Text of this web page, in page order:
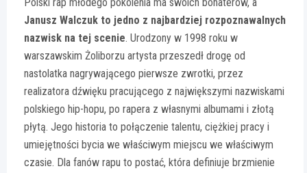
Polski rap młodego pokolenia ma swoich bohaterów, a
Janusz Walczuk to jedno z najbardziej rozpoznawalnych
nazwisk na tej scenie. Urodzony w 1998 roku w
warszawskim Żoliborzu artysta przeszedł drogę od
nastolatka nagrywającego pierwsze zwrotki, przez
realizatora dźwięku pracującego z największymi nazwiskami
polskiego hip-hopu, po rapera z własnymi albumami i złotą
płytą. Jego historia to połączenie talentu, ciężkiej pracy i
umiejętności bycia we właściwym miejscu we właściwym
czasie. Dla fanów rapu to postać, która definiuje brzmienie